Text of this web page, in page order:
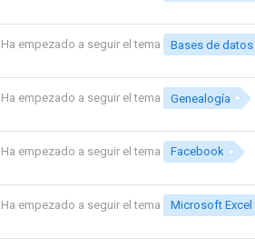
Ha empezado a seguir el tema Bases de datos
Ha empezado a seguir el tema Genealogía
Ha empezado a seguir el tema Facebook
Ha empezado a seguir el tema Microsoft Excel